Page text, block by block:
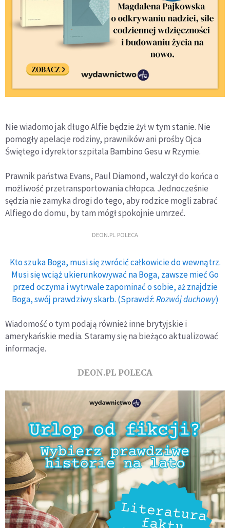
Nie wiadomo jak długo Alfie będzie żył w tym stanie. Nie
pomogły apelacje rodziny, prawników ani prośby Ojca
Świętego i dyrektor szpitala Bambino Gesu w Rzymie.
Prawnik państwa Evans, Paul Diamond, walczył do końca o
możliwość przetransportowania chłopca. Jednocześnie
sędzia nie zamyka drogi do tego, aby rodzice mogli zabrać
Alfiego do domu, by tam mógł spokojnie umrzeć.
DEON.PL POLECA
Kto szuka Boga, musi się zwrócić całkowicie do wewnątrz.
Musi się wciąż ukierunkowywać na Boga, zawsze mieć Go
przed oczyma i wytrwale zapominać o sobie, aż znajdzie
Boga, swój prawdziwy skarb. (Sprawdź:Rozwój duchowy)
Wiadomość o tym podają również inne brytyjskie i
amerykańskie media. Staramy się na bieżąco aktualizować
informacje.
DEON.PL POLECA